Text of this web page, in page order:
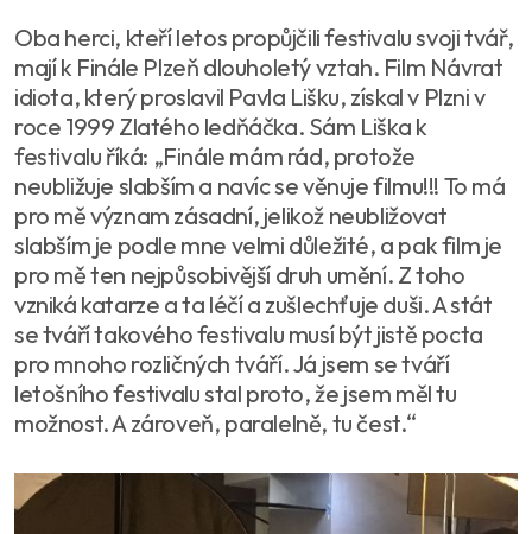
Oba herci, kteří letos propůjčili festivalu svoji tvář,
mají k Finále Plzeň dlouholetý vztah. Film Návrat
idiota, který proslavil Pavla Lišku, získal v Plzni v
roce 1999 Zlatého ledňáčka. Sám Liška k
festivalu říká: „Finále mám rád, protože
neubližuje slabším a navíc se věnuje filmu!!! To má
pro mě význam zásadní, jelikož neubližovat
slabším je podle mne velmi důležité, a pak film je
pro mě ten nejpůsobivější druh umění. Z toho
vzniká katarze a ta léčí a zušlechťuje duši. A stát
se tváří takového festivalu musí být jistě pocta
pro mnoho rozličných tváří. Já jsem se tváří
letošního festivalu stal proto, že jsem měl tu
možnost. A zároveň, paralelně, tu čest.“